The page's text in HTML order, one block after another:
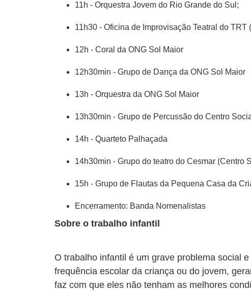
11h - Orquestra Jovem do Rio Grande do Sul;
11h30 - Oficina de Improvisação Teatral do
12h - Coral da ONG Sol Maior
12h30min - Grupo de Dança da ONG Sol Maior
13h - Orquestra da ONG Sol Maior
13h30min - Grupo de Percussão do Centro
14h - Quarteto Palhaçada
14h30min - Grupo do teatro do Cesmar (Centro
15h - Grupo de Flautas da Pequena Casa da
Encerramento: Banda Nomenalistas
Sobre o trabalho infantil
O trabalho infantil é um grave problema social
frequência escolar da criança ou do jovem,
faz com que eles não tenham as melhores